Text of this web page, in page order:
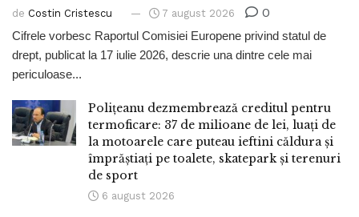
de Costin Cristescu 7 august 2026 0
Cifrele vorbesc Raportul Comisiei Europene privind statul de
drept, publicat la 17 iulie 2026, descrie una dintre cele mai
periculoase...
Polițeanu dezmembrează creditul pentru
termoficare: 37 de milioane de lei, luați de
la motoarele care puteau ieftini căldura și
împrăștiați pe toalete, skatepark și terenuri
de sport
6 august 2026